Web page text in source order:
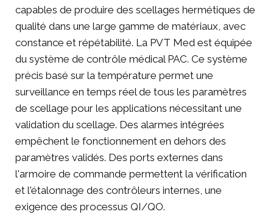
capables de produire des scellages hermétiques de
qualité dans une large gamme de matériaux, avec
constance et répétabilité. La PVT Med est équipée
du système de contrôle médical PAC. Ce système
précis basé sur la température permet une
surveillance en temps réel de tous les paramètres
de scellage pour les applications nécessitant une
validation du scellage. Des alarmes intégrées
empêchent le fonctionnement en dehors des
paramètres validés. Des ports externes dans
l'armoire de commande permettent la vérification
et l'étalonnage des contrôleurs internes, une
exigence des processus QI/QO.